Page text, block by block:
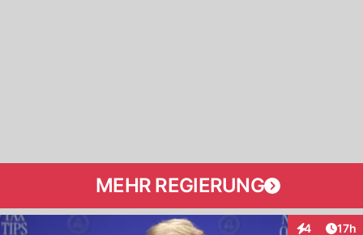
MEHR REGIERUNG
4 17h